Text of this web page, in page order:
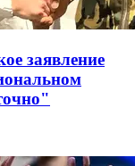
заявление